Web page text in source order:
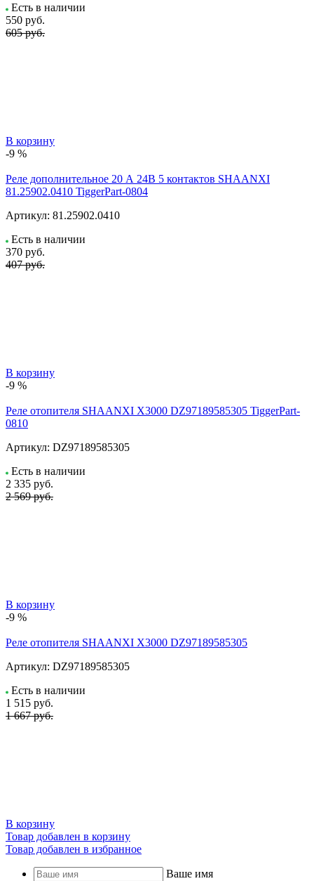
Есть в наличии
550 руб.
605 руб.
В корзину
-9 %
Реле дополнительное 20 А 24В 5 контактов SHAANXI
81.25902.0410 TiggerPart-0804
Артикул: 81.25902.0410
Есть в наличии
370 руб.
407 руб.
В корзину
-9 %
Реле отопителя SHAANXI X3000 DZ97189585305 TiggerPart-
0810
Артикул: DZ97189585305
Есть в наличии
2 335 руб.
2 569 руб.
В корзину
-9 %
Реле отопителя SHAANXI X3000 DZ97189585305
Артикул: DZ97189585305
Есть в наличии
1 515 руб.
1 667 руб.
В корзину
Товар добавлен в корзину
Товар добавлен в избранное
Ваше имя